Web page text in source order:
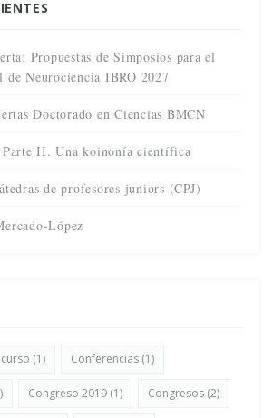
Propuestas de Simposios para el
de Neurociencia IBRO 2027
Doctorado en Ciencias BMCN
II. Una koinonía científica
de profesores juniors (CPJ)
López
(1) Conferencias (1)
Congreso 2019 (1) Congresos (2)